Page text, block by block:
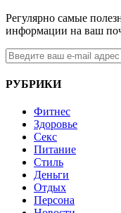
Регулярно самые
информации на ваш
РУБРИКИ
Фитнес
Здоровье
Секс
Питание
Стиль
Деньги
Отдых
Персона